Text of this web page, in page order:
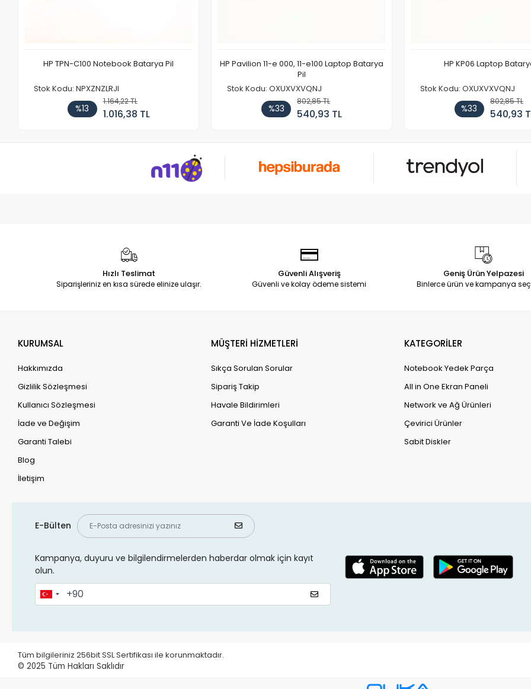
HP TPN-C100 Notebook Batarya Pil
Stok Kodu: NPXZNZLRJI
%13
1.164,22 TL
1.016,38 TL
HP Pavilion 11-e 000, 11-e100 Laptop Batarya
Pil
Stok Kodu: OXUXVXVQNJ
%33
802,85 TL
540,93 TL
HP KP06 Laptop
Stok Kodu: OXUXVXVQNJ
%33
802,85 TL
540,93
Hızlı Teslimat
Siparişleriniz en kısa sürede elinize ulaşır.
Güvenli Alışveriş
Güvenli ve kolay ödeme sistemi
Geniş Ürün Yelpazesi
Binlerce ürün ve kampanya
KURUMSAL
Hakkımızda
Gizlilik Sözleşmesi
Kullanıcı Sözleşmesi
İade ve Değişim
Garanti Talebi
Blog
İletişim
MÜŞTERİ HİZMETLERİ
Sıkça Sorulan Sorular
Sipariş Takip
Havale Bildirimleri
Garanti Ve İade Koşulları
KATEGORİLER
Notebook Yedek Parça
All in One Ekran Paneli
Network ve Ağ Ürünleri
Çevirici Ürünler
Sabit Diskler
E-Bülten
Kampanya, duyuru ve bilgilendirmelerden haberdar olmak için kayıt
olun.
Tüm bilgileriniz 256bit SSL Sertifikası ile korunmaktadır.
© 2025 Tüm Hakları Saklıdır